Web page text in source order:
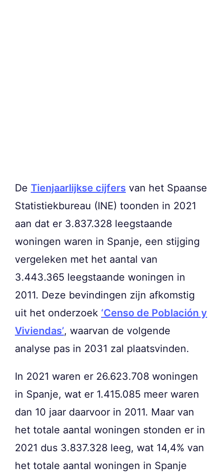
De Tienjaarlijkse cijfers van het Spaanse
Statistiekbureau (INE) toonden in 2021
aan dat er 3.837.328 leegstaande
woningen waren in Spanje, een stijging
vergeleken met het aantal van
3.443.365 leegstaande woningen in
2011. Deze bevindingen zijn afkomstig
uit het onderzoek ‘Censo de Población y
Viviendas’, waarvan de volgende
analyse pas in 2031 zal plaatsvinden.
In 2021 waren er 26.623.708 woningen
in Spanje, wat er 1.415.085 meer waren
dan 10 jaar daarvoor in 2011. Maar van
het totale aantal woningen stonden er in
2021 dus 3.837.328 leeg, wat 14,4% van
het totale aantal woningen in Spanje